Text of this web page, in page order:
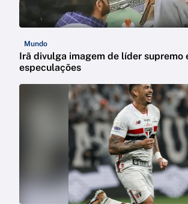
Mundo
Irã divulga imagem de líder supremo
especulações